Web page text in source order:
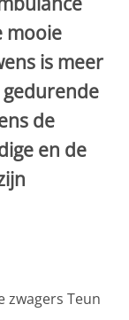
mooie
is meer
gedurende
de
en de
zwagers Teun